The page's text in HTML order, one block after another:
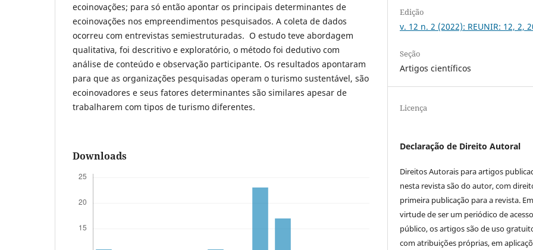
ecoinovações; para só então apontar os principais determinantes de
ecoinovações nos empreendimentos pesquisados. A coleta de dados
ocorreu com entrevistas semiestruturadas. O estudo teve abordagem
qualitativa, foi descritivo e exploratório, o método foi dedutivo com
análise de conteúdo e observação participante. Os resultados apontaram
para que as organizações pesquisadas operam o turismo sustentável, são
ecoinovadores e seus fatores determinantes são similares apesar de
trabalharem com tipos de turismo diferentes.
Downloads
Edição
v. 12 n. 2 (2022): REUNIR: 12, 2,
Seção
Artigos científicos
Licença
Declaração de Direito Autoral
Direitos Autorais para artigos
nesta revista são do autor, com
primeira publicação para a revista. Em
virtude de ser um periódico de acesso
público, os artigos são de uso
com atribuições próprias, em